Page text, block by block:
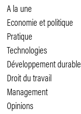
A la une
Economie et politique
Pratique
Technologies
Développement durable
Droit du travail
Management
Opinions